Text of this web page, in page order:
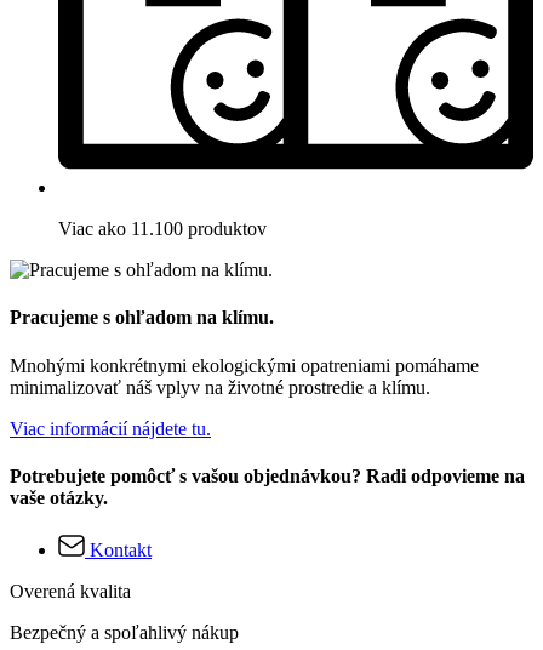
Viac ako 11.100 produktov
Pracujeme s ohľadom na klímu.
Mnohými konkrétnymi ekologickými opatreniami pomáhame
minimalizovať náš vplyv na životné prostredie a klímu.
Viac informácií nájdete tu.
Potrebujete pomôcť s vašou objednávkou? Radi odpovieme na
vaše otázky.
Kontakt
Overená kvalita
Bezpečný a spoľahlivý nákup